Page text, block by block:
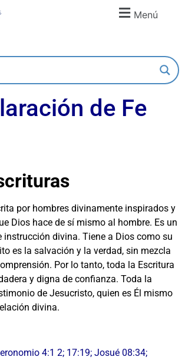
Menú
de Fe
por hombres divinamente inspirados y
Dios hace de sí mismo al hombre. Es un
instrucción divina. Tiene a Dios como su
es la salvación y la verdad, sin mezcla
Por lo tanto, toda la Escritura
y digna de confianza. Toda la
de Jesucristo, quien es Él mismo
divina.
4:1 2; 17:19; Josué 08:34;